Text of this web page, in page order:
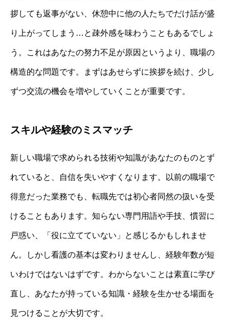
拶しても返事がない、休憩中に他の人たちでだけ話が盛
り上がってしまう…と疎外感を味わうこともあるでしょ
う。これはあなたの努力不足が原因というより、職場の
構造的な問題です。まずはあせらずに挨拶を続け、少し
ずつ交流の機会を増やしていくことが重要です。
スキルや経験のミスマッチ
新しい職場で求められる技術や知識があなたのものとず
れていると、自信を失いやすくなります。以前の職場で
得意だった業務でも、転職先では初心者同然の扱いを受
けることもあります。知らない専門用語や手技、慣習に
戸惑い、「役に立てていない」と感じるかもしれませ
ん。しかし看護の基本は変わりませんし、経験年数が短
いわけではないはずです。わからないことは素直に学び
直し、あなたが持っている知識・経験を生かせる場面を
見つけることが大切です。